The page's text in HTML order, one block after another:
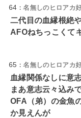
64 : 名無しのヒロアカ
二代目の血縁根絶
AFOねちっこくて
65 : 名無しのヒロアカ
血縁関係なしに意
まあ意志云々込み
OFA（弟）の金魚
か見えんが